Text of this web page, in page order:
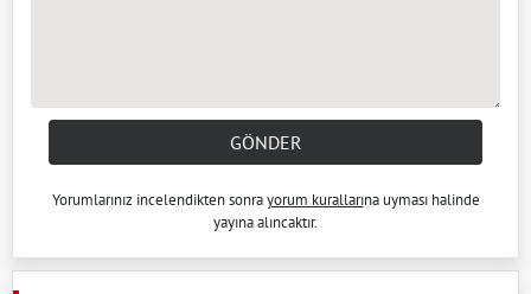
GÖNDER
Yorumlarınız incelendikten sonrayorum kurallarına uyması halinde
yayına alıncaktır.